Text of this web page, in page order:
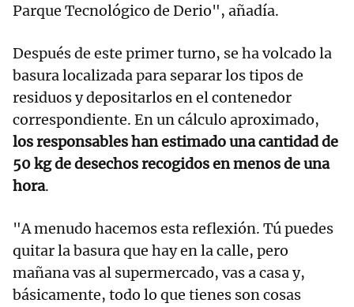
Parque Tecnológico de Derio", añadía.
Después de este primer turno, se ha volcado la
basura localizada para separar los tipos de
residuos y depositarlos en el contenedor
correspondiente. En un cálculo aproximado,
los responsables han estimado una cantidad de
50 kg de desechos recogidos en menos de una
hora.
"A menudo hacemos esta reflexión. Tú puedes
quitar la basura que hay en la calle, pero
mañana vas al supermercado, vas a casa y,
básicamente, todo lo que tienes son cosas